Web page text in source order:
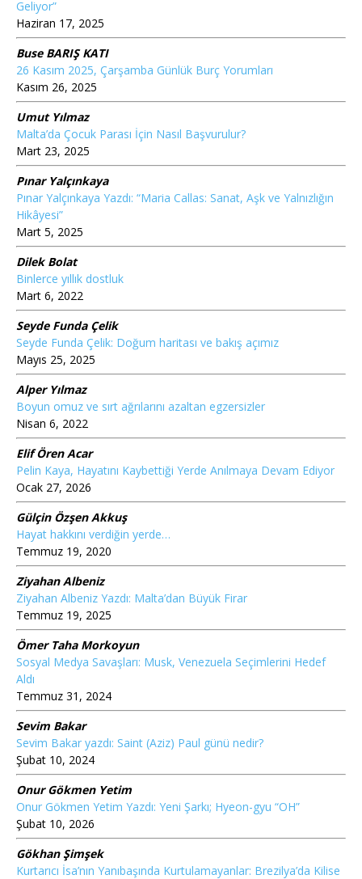
Geliyor”
Haziran 17, 2025
Buse BARIŞ KATI
26 Kasım 2025, Çarşamba Günlük Burç Yorumları
Kasım 26, 2025
Umut Yılmaz
Malta’da Çocuk Parası İçin Nasıl Başvurulur?
Mart 23, 2025
Pınar Yalçınkaya
Pınar Yalçınkaya Yazdı: “Maria Callas: Sanat, Aşk ve Yalnızlığın
Hikâyesi”
Mart 5, 2025
Dilek Bolat
Binlerce yıllık dostluk
Mart 6, 2022
Seyde Funda Çelik
Seyde Funda Çelik: Doğum haritası ve bakış açımız
Mayıs 25, 2025
Alper Yılmaz
Boyun omuz ve sırt ağrılarını azaltan egzersizler
Nisan 6, 2022
Elif Ören Acar
Pelin Kaya, Hayatını Kaybettiği Yerde Anılmaya Devam Ediyor
Ocak 27, 2026
Gülçin Özşen Akkuş
Hayat hakkını verdiğin yerde…
Temmuz 19, 2020
Ziyahan Albeniz
Ziyahan Albeniz Yazdı: Malta’dan Büyük Firar
Temmuz 19, 2025
Ömer Taha Morkoyun
Sosyal Medya Savaşları: Musk, Venezuela Seçimlerini Hedef
Aldı
Temmuz 31, 2024
Sevim Bakar
Sevim Bakar yazdı: Saint (Aziz) Paul günü nedir?
Şubat 10, 2024
Onur Gökmen Yetim
Onur Gökmen Yetim Yazdı: Yeni Şarkı; Hyeon-gyu “OH”
Şubat 10, 2026
Gökhan Şimşek
Kurtarıcı İsa’nın Yanıbaşında Kurtulamayanlar: Brezilya’da Kilise